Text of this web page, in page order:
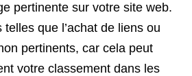
pertinente sur votre site web.
que l’achat de liens ou
pertinents, car cela peut
votre classement dans les